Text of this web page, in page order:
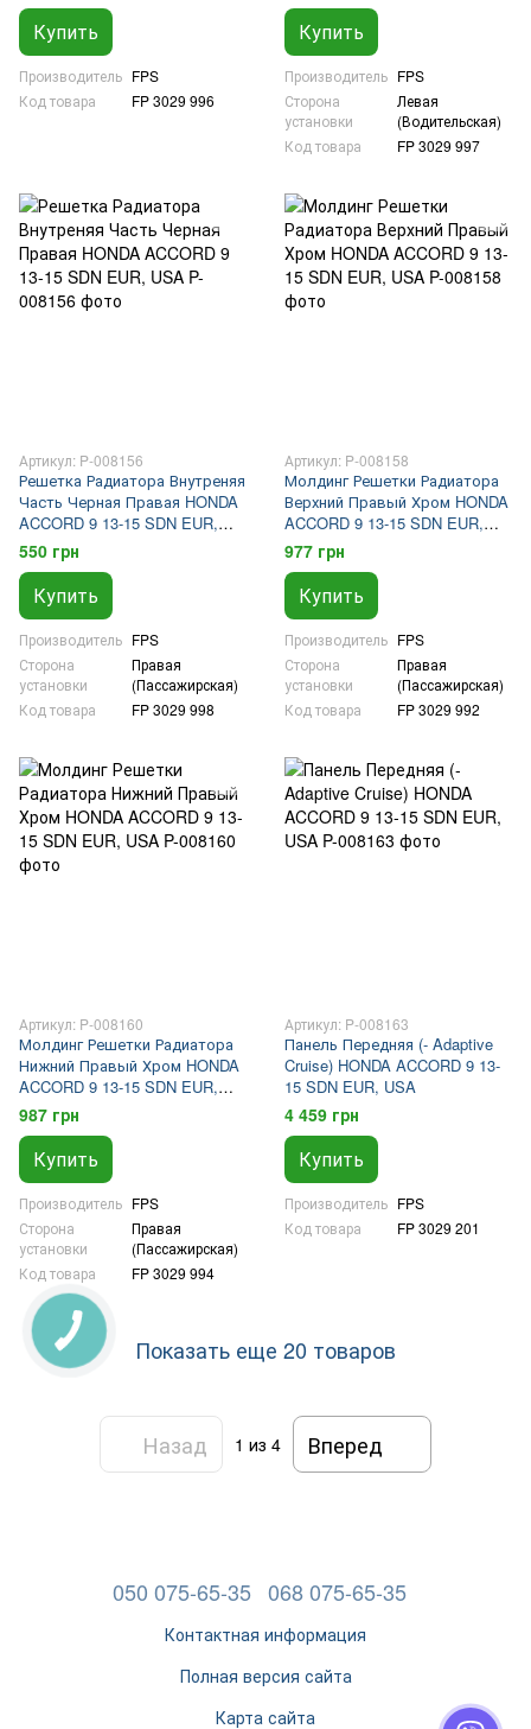
Купить
Производитель FPS
Код товара
FP 3029 996
Купить
Производитель FPS
Сторона
установки
Левая
(Водительская)
Код товара
FP 3029 997
Артикул: P-008156
Решетка Радиатора Внутреняя
Часть Черная Правая HONDA
ACCORD 9 13-15 SDN EUR,
USA
550 грн
Купить
Производитель FPS
Сторона
установки
Правая
(Пассажирская)
Код товара
FP 3029 998
Артикул: P-008158
Молдинг Решетки Радиатора
Верхний Правый Хром HONDA
ACCORD 9 13-15 SDN EUR,
USA
977 грн
Купить
Производитель FPS
Сторона
установки
Правая
(Пассажирская)
Код товара
FP 3029 992
Артикул: P-008160
Молдинг Решетки Радиатора
Нижний Правый Хром HONDA
ACCORD 9 13-15 SDN EUR,
USA
987 грн
Купить
Производитель FPS
Сторона
установки
Правая
(Пассажирская)
Код товара
FP 3029 994
Артикул: P-008163
Панель Передняя (- Adaptive
Cruise) HONDA ACCORD 9 13-
15 SDN EUR, USA
4 459 грн
Купить
Производитель FPS
Код товара
FP 3029 201
Показать еще 20 товаров
Назад 1 из 4 Вперед
050 075-65-35 068 075-65-35
Контактная информация
Полная версия сайта
Карта сайта